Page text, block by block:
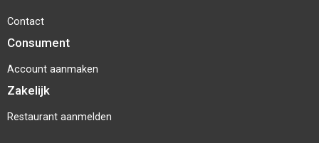
Contact
Consument
Account aanmaken
Zakelijk
Restaurant aanmelden